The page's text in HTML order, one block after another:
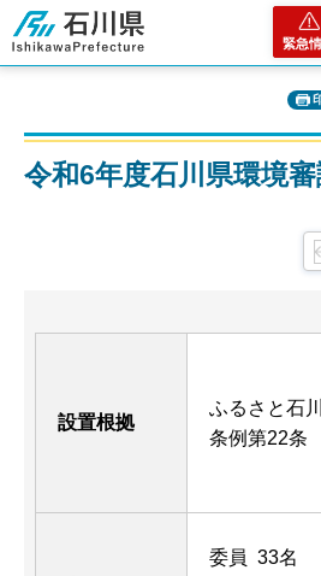
石川県
緊急
令和6年度石川県環境
設置根拠
ふるさと石
条例第22条
委員 33名